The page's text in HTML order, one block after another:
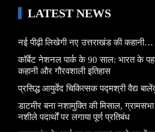
LATEST NEWS
नई पीढ़ी लिखेगी नए उत्तराखंड की कहानी…
कॉर्बेट नेशनल पार्क के 90 साल: भारत के
कहानी और गौरवशाली इतिहास
प्रसिद्ध आयुर्वेद चिकित्सक पद्मश्री वैद्य
डाटमीर बना नशामुक्ति की मिसाल,
नशीले पदार्थों पर लगाया पूर्ण प्रतिबंध